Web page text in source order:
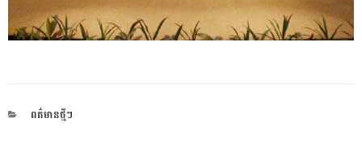
CATEGORIES
ពត៌មានថ្មីៗ